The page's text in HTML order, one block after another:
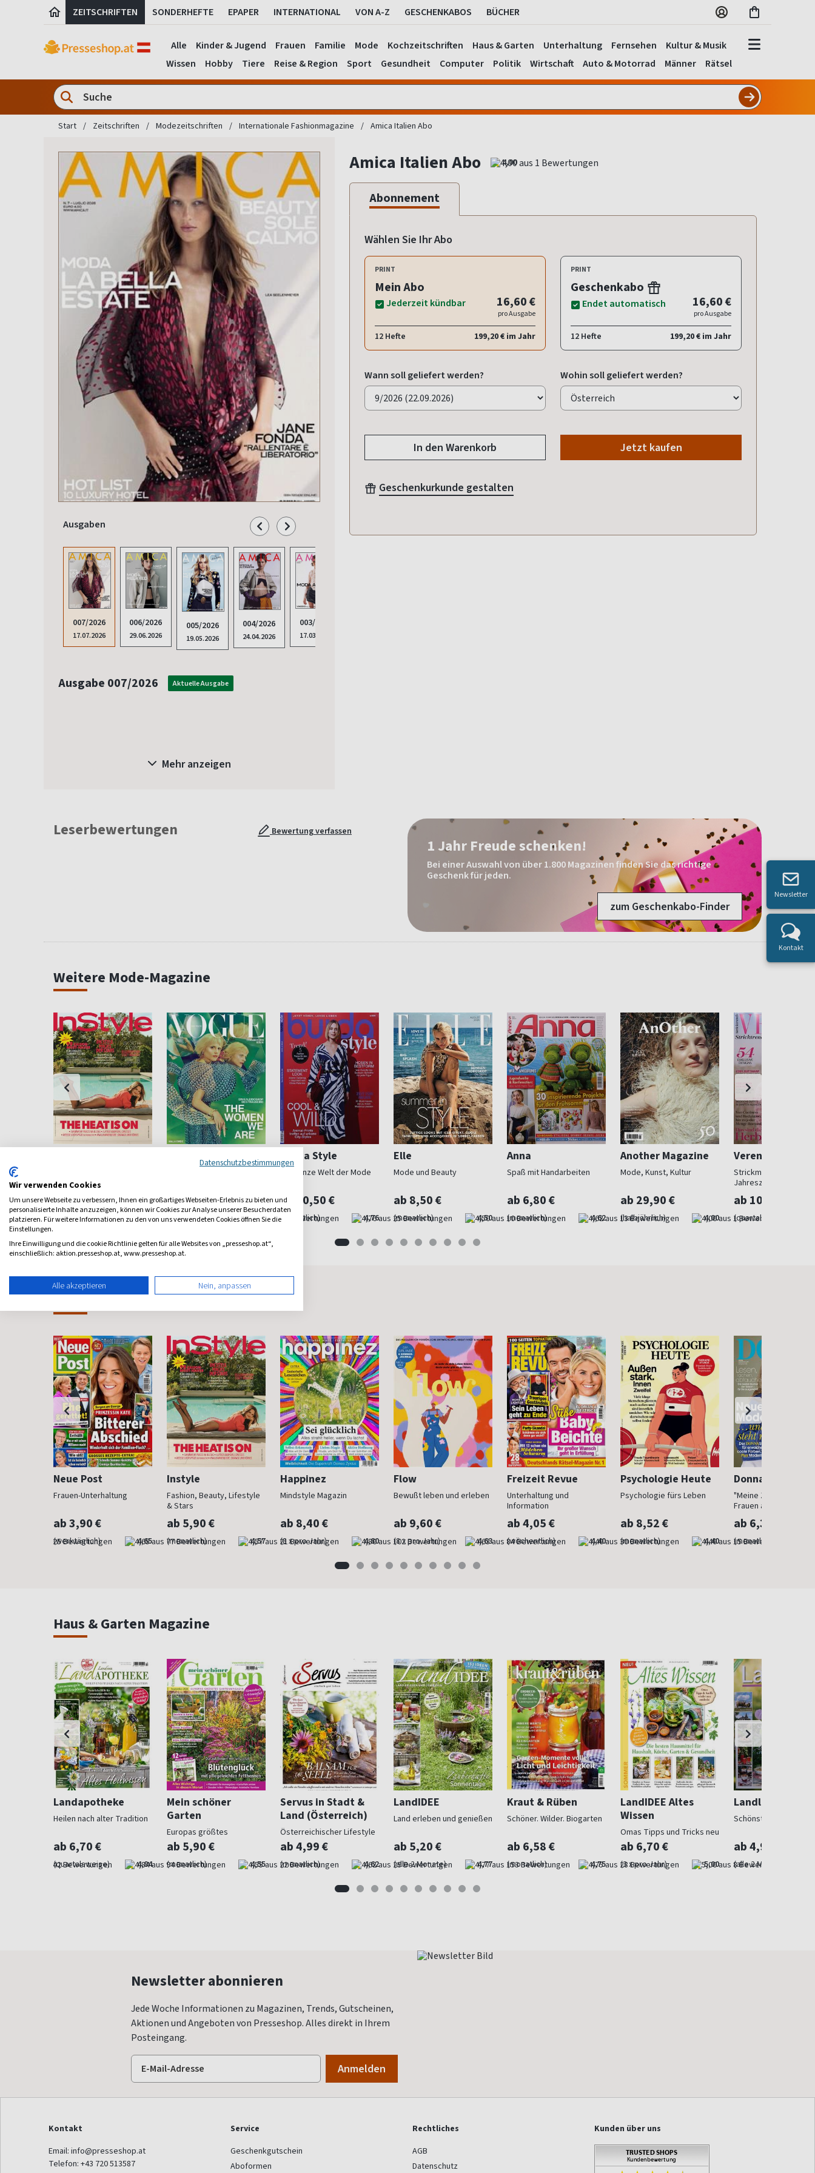
ZEITSCHRIFTEN SONDERHEFTE EPAPER INTERNATIONAL VON A-Z GESCHENKABOS BÜCHER
Alle Kinder & Jugend Frauen Familie Mode Kochzeitschriften Haus & Garten Unterhaltung Fernsehen
Kultur & Musik
Wissen
Hobby Tiere Reise & Region Sport Gesundheit Computer Politik Wirtschaft Auto & Motorrad Männer Rätsel
Start Zeitschriften Modezeitschriften Internationale Fashionmagazine Amica Italien Abo
Ausgaben
007/2026
17.07.2026
006/2026
29.06.2026
005/2026
19.05.2026
004/2026
24.04.2026
003/2026
17.03.2026
Ausgabe 007/2026 Aktuelle Ausgabe
Mehr anzeigen
Amica Italien Abo 4,00
Abonnement
Wählen Sie Ihr Abo
PRINT
Mein Abo
Jederzeit kündbar 16,60 €
pro Ausgabe
12 Hefte 199,20 € im Jahr
PRINT
Geschenkabo
Endet automatisch 16,60 €
pro Ausgabe
12 Hefte 199,20 € im Jahr
Wann soll geliefert werden? Wohin soll geliefert werden?
In den Warenkorb Jetzt kaufen
Geschenkurkunde gestalten
Leserbewertungen Bewertung verfassen
1 Jahr Freude schenken!
Bei einer Auswahl von über 1.800 Magazinen finden Sie das richtige
Geschenk für jeden.
zum Geschenkabo-Finder
Weitere Mode-Magazine
5,00
& Stars
ab 5,90 €
(monatlich) 4,57
ab 9,00 €
(10 x pro Jahr) 4,29
Burda Style
Die ganze Welt der Mode
ab 10,50 €
(monatlich) 4,76
Elle
Mode und Beauty
ab 8,50 €
(monatlich) 4,50
Anna
Spaß mit Handarbeiten
ab 6,80 €
(monatlich) 4,62
Another Magazine
Mode, Kunst, Kultur
ab 29,90 €
(halbjährlich) 4,00
Verena
Strickmode für 4
Jahreszeiten
ab 10,10 €
(quartalsweise)
Frauenzeitschriften
Neue Post
Frauen-Unterhaltung
ab 3,90 €
(werktäglich) 4,65
Instyle
Fashion, Beauty, Lifestyle
& Stars
ab 5,90 €
(monatlich) 4,57
Happinez
Mindstyle Magazin
ab 8,40 €
(8 x pro Jahr) 4,80
Flow
Bewußt leben und erleben
ab 9,60 €
(8 x pro Jahr) 4,63
Freizeit Revue
Unterhaltung und
Information
ab 4,05 €
(wöchentlich) 4,40
Psychologie Heute
Psychologie fürs Leben
ab 8,52 €
(monatlich) 4,40
Donna
"Meine Zeit ist jetzt":
Frauen ab 40
ab 6,30 €
(monatlich)
Haus & Garten Magazine
Landapotheke
Heilen nach alter Tradition
ab 6,70 €
(quartalsweise) 4,84
Mein schöner
Garten
Europas größtes
Gartenmagazin
ab 5,90 €
(monatlich) 4,55
Servus in Stadt &
Land (Österreich)
Österreichischer Lifestyle
ab 4,99 €
(monatlich) 4,62
LandIDEE
Land erleben und genießen
ab 5,20 €
(alle 2 Monate) 4,77
Kraut & Rüben
Schöner. Wilder. Biogarten
ab 6,58 €
(monatlich) 4,75
LandIDEE Altes
Wissen
Omas Tipps und Tricks neu
entdeckt
ab 6,70 €
(3 x pro Jahr) 5,00
Landlust
Schönstes Landleben
ab 4,97 €
(alle 2 Monate)
Newsletter abonnieren
Jede Woche Informationen zu Magazinen, Trends, Gutscheinen,
Aktionen und Angeboten von Presseshop. Alles direkt in Ihrem
Posteingang.
Kontakt
Email: info@presseshop.at
Telefon: +43 720 513587
Service
Geschenkgutschein
Aboformen
Rechtliches
AGB
Datenschutz
Kunden über uns
Newsletter
Kontakt
Datenschutzbestimmungen
Wir verwenden Cookies
Um unsere Webseite zu verbessern, Ihnen ein großartiges Webseiten-Erlebnis zu bieten und
personalisierte Inhalte anzuzeigen, können wir Cookies zur Analyse unserer Besucherdaten
platzieren. Für weitere Informationen zu den von uns verwendeten Cookies öffnen Sie die
Einstellungen.
Ihre Einwilligung und die cookie Richtlinie gelten für alle Websites von „presseshop.at“,
einschließlich: aktion.presseshop.at, www.presseshop.at.
Alle akzeptieren Nein, anpassen